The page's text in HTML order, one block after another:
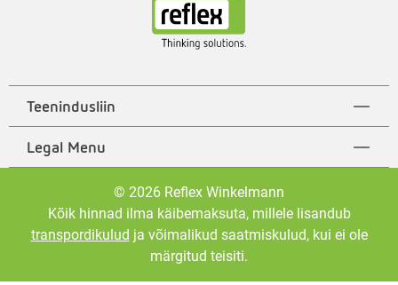
Teenindusliin
Legal Menu
© 2026 Reflex Winkelmann
Kõik hinnad ilma käibemaksuta, millele lisandub
transpordikulud ja võimalikud saatmiskulud, kui ei ole
märgitud teisiti.